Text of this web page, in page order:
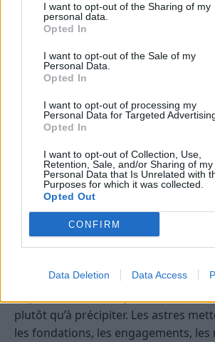
I want to opt-out of the Sharing of my
personal data.
Opted In
I want to opt-out of the Sale of my
Personal Data.
Opted In
I want to opt-out of processing my
Personal Data for Targeted
Opted In
I want to opt-out of Collection, Use,
Retention, Sale, and/or Sharing of my
Personal Data that Is Unrelated with
Purposes for which it was collected.
Opted Out
CONFIRM
Data Deletion Data Access
Sagittaire— Le ciel du 23 May 2026
d’élargissement, avec le désir de voir
sortir d’un cadre trop étroit ou de
à une perspective qui s’était un peu
pourriez ressentir une envie de
nouveauté ou de respiration dans
temps comme dans vos pensées.
échanges stimulants, aux
initiatives qui remettent de
journée. Sur le plan émotionnel,
ne pas fuir une contrainte
qu’elle vous ralentit. Une proposition
peut surgir si vous restez
plutôt qu’à précipiter. Les astres
les fondations, les engagements,